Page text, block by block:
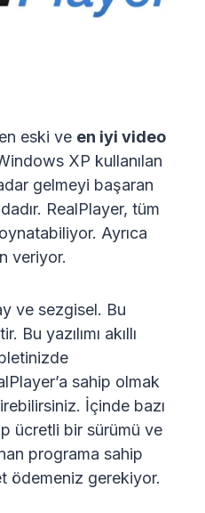
eski ve en iyi video
XP kullanılan
gelmeyi başaran
RealPlayer, tüm
Ayrıca
veriyor.
ve sezgisel. Bu
Bu yazılımı akıllı
sahip olmak
İçinde bazı
ücretli bir sürümü ve
programa sahip
ödemeniz gerekiyor.